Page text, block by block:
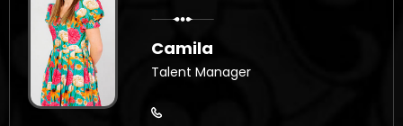
Camila
Talent Manager